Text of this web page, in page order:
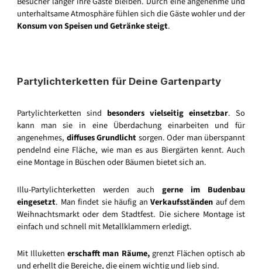
unterhaltsame Atmosphäre fühlen sich die Gäste wohler und der
Konsum von Speisen und Getränke steigt.
Partylichterketten für Deine Gartenparty
Partylichterketten sind besonders vielseitig einsetzbar. So
kann man sie in eine Überdachung einarbeiten und für
angenehmes, diffuses Grundlichtsorgen. Oder man überspannt
pendelnd eine Fläche, wie man es aus Biergärten kennt. Auch
eine Montage in Büschen oder Bäumen bietet sich an.
Illu-Partylichterketten werden auch gerne im Budenbau
eingesetzt. Man findet sie häufig an Verkaufsständen auf dem
Weihnachtsmarkt oder dem Stadtfest. Die sichere Montage ist
einfach und schnell mit Metallklammern erledigt.
Mit Illukettenerschafft man Räume,grenzt Flächen optisch ab
und erhellt die Bereiche, die einem wichtig und lieb sind.